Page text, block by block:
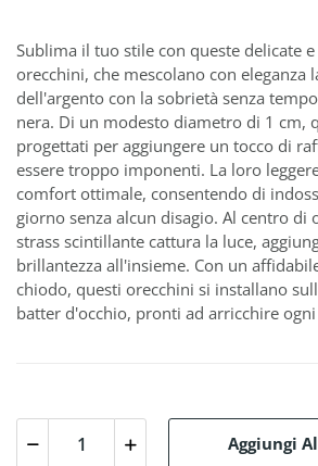
Sublima il tuo stile con queste delicate
orecchini, che mescolano con eleganza
dell'argento con la sobrietà senza
nera. Di un modesto diametro di 1 cm,
progettati per aggiungere un tocco di
essere troppo imponenti. La loro
comfort ottimale, consentendo di
giorno senza alcun disagio. Al centro di
strass scintillante cattura la luce,
brillantezza all'insieme. Con un
chiodo, questi orecchini si installano
batter d'occhio, pronti ad arricchire
Aggiungi